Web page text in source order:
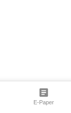
E-Paper